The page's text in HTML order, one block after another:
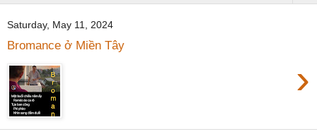
Saturday, May 11, 2024
Bromance ở Miền Tây
›